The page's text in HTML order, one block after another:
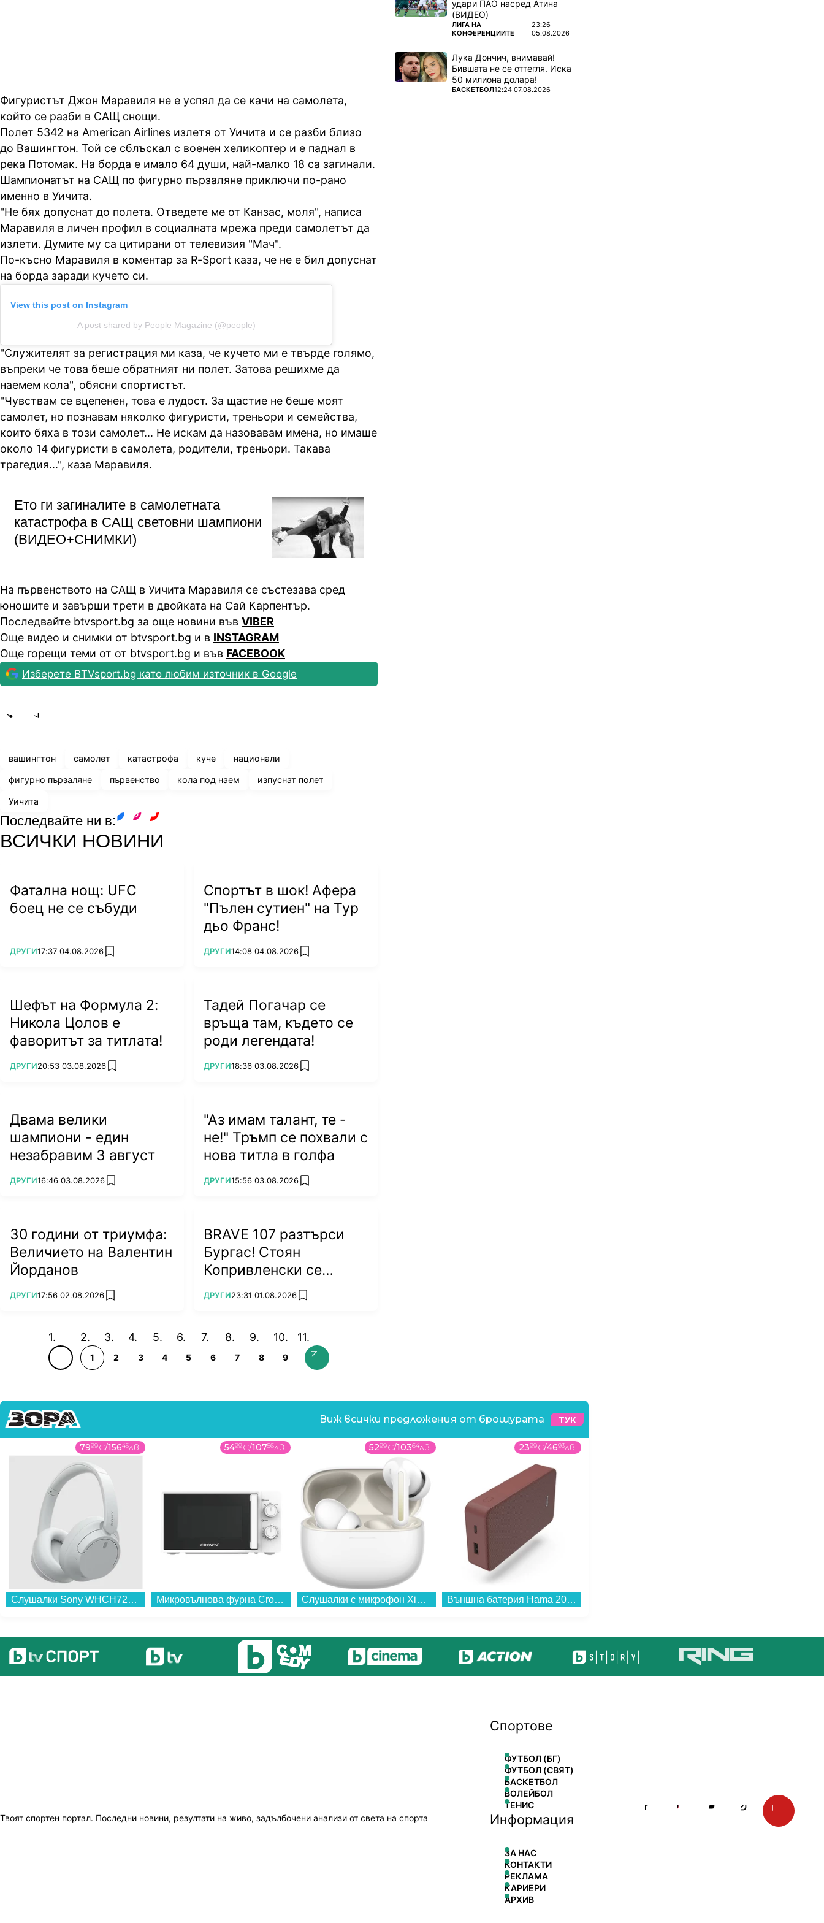
Фигуристът Джон Маравиля не е успял да се качи на самолета,
който се разби в САЩ снощи.
Полет 5342 на American Airlines излетя от Уичита и се разби близо
до Вашингтон. Той се сблъскал с военен хеликоптер и е паднал в
река Потомак. На борда е имало 64 души, най-малко 18 са загинали.
Шампионатът на САЩ по фигурно пързаляне приключи по-рано
именно в Уичита.
"Не бях допуснат до полета. Отведете ме от Канзас, моля", написа
Маравиля в личен профил в социалната мрежа преди самолетът да
излети. Думите му са цитирани от телевизия "Мач".
По-късно Маравиля в коментар за R-Sport каза, че не е бил допуснат
на борда заради кучето си.
View this post on Instagram
A post shared by People Magazine (@people)
"Служителят за регистрация ми каза, че кучето ми е твърде голямо,
въпреки че това беше обратният ни полет. Затова решихме да
наемем кола", обясни спортистът.
"Чувствам се вцепенен, това е лудост. За щастие не беше моят
самолет, но познавам няколко фигуристи, треньори и семейства,
които бяха в този самолет... Не искам да назовавам имена, но имаше
около 14 фигуристи в самолета, родители, треньори. Такава
трагедия...", каза Маравиля.
Ето ги загиналите в самолетната
катастрофа в САЩ световни шампиони
(ВИДЕО+СНИМКИ)
На първенството на САЩ в Уичита Маравиля се състезава сред
юношите и завърши трети в двойката на Сай Карпентър.
Последвайте btvsport.bg за още новини във VIBER
Още видео и снимки от btvsport.bg и в INSTAGRAM
Още горещи теми от от btvsport.bg и във FACEBOOK
Изберете BTVsport.bg като любим източник в Google
вашингтон самолет катастрофа куче национали
фигурно пързаляне първенство кола под наем изпуснат полет
Уичита
Последвайте ни в:
ВСИЧКИ НОВИНИ
Фатална нощ: UFC
боец не се събуди
ПОВЕЧЕ ОТ
ДРУГИ17:37 04.08.2026 add favorites
Спортът в шок! Афера
"Пълен сутиен" на Тур
дьо Франс!
ПОВЕЧЕ ОТ
ДРУГИ14:08 04.08.2026 add favorites
Шефът на Формула 2:
Никола Цолов е
фаворитът за титлата!
ПОВЕЧЕ ОТ
ДРУГИ20:53 03.08.2026 add favorites
Тадей Погачар се
връща там, където се
роди легендата!
ПОВЕЧЕ ОТ
ДРУГИ18:36 03.08.2026 add favorites
Двама велики
шампиони - един
незабравим 3 август
ПОВЕЧЕ ОТ
ДРУГИ16:46 03.08.2026 add favorites
"Аз имам талант, те -
не!" Тръмп се похвали с
нова титла в голфа
ПОВЕЧЕ ОТ
ДРУГИ15:56 03.08.2026 add favorites
30 години от триумфа:
Величието на Валентин
Йорданов
ПОВЕЧЕ ОТ
ДРУГИ17:56 02.08.2026 add favorites
BRAVE 107 разтърси
Бургас! Стоян
Копривленски се
завърна с победа!
(ВИДЕО)
ПОВЕЧЕ ОТ
ДРУГИ23:31 01.08.2026 add favorites
1 2 3 4 5 6 7 8 9
удари ПАО насред Атина
(ВИДЕО)
ПОВЕЧЕ ОТ
ЛИГА НА
КОНФЕРЕНЦИИТЕ
23:26
05.08.2026
Лука Дончич, внимавай!
Бившата не се оттегля. Иска
50 милиона долара!
ПОВЕЧЕ ОТ
БАСКЕТБОЛ12:24 07.08.2026
Виж всички предложения от брошурата ТУК
7999€/15645лв.
Слушалки Sony WHCH720NW...
5499€/10756лв.
Микровълнова фурна Crown CDMO-2092W , 20 , 20 Литри, 700 W...
5299€/10364лв.
Слушалки с микрофон Xiaomi REDMI BUDS 8 WHITE BHR08UHGL , Bluetooth , IN-EAR (ТАПИ)...
2399€/4693лв.
Външна батерия Hama 201717, "Colour 20" червена 20000 mAh...
Твоят спортен портал. Последни новини, резултати на живо, задълбочени анализи от света на спорта
Спортове
ФУТБОЛ (БГ)
ФУТБОЛ (СВЯТ)
БАСКЕТБОЛ
ВОЛЕЙБОЛ
ТЕНИС
Информация
ЗА НАС
КОНТАКТИ
РЕКЛАМА
КАРИЕРИ
АРХИВ